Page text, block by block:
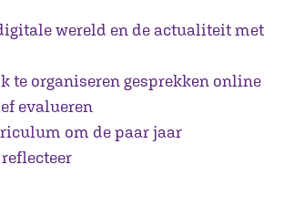
wereld en de actualiteit met
te organiseren gesprekken online
evalueren
om de paar jaar